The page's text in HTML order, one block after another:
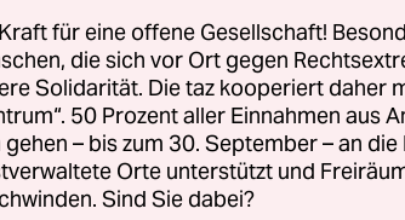
Recht, an der Wahl
Nawalny nach der
zudem weiterhin die
Russland als „normales,
für eine offene Gesellschaft!
die sich vor Ort gegen
Solidarität. Die taz kooperiert daher
50 Prozent aller Einnahmen aus
gehen – bis zum 30. September – an
Orte unterstützt und
Sind Sie dabei?